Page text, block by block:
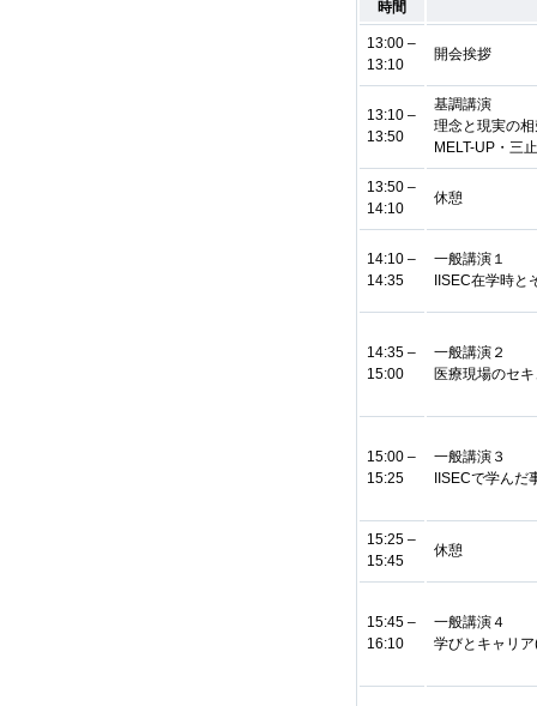
時間
13:00 –
13:10
開会挨拶
13:10 –
13:50
基調講演
理念と現実の
MELT-UP・三
13:50 –
14:10
休憩
14:10 –
14:35
一般講演１
IISEC在学時と
14:35 –
15:00
一般講演２
医療現場のセ
15:00 –
15:25
一般講演３
IISECで学ん
15:25 –
15:45
休憩
15:45 –
16:10
一般講演４
学びとキャリ